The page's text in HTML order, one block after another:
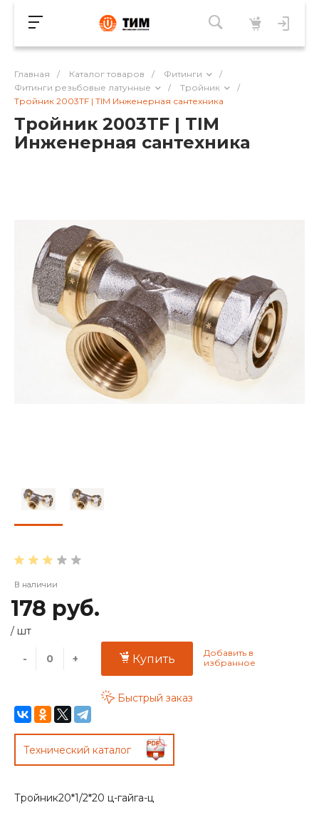
Главная / Каталог товаров / Фитинги
/
Фитинги резьбовые латунные
/ Тройник
/
Тройник 2003TF | TIM Инженерная сантехника
Тройник 2003TF | TIM
Инженерная сантехника
В наличии
178 руб.
/ шт
- + Купить
Быстрый заказ
Технический каталог
Тройник20*1/2*20 ц-гайга-ц